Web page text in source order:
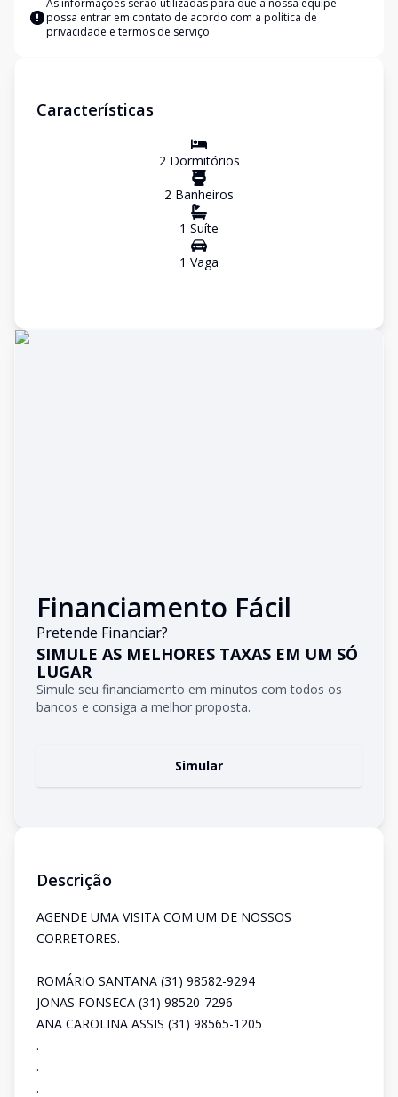
As informações serão utilizadas para que a nossa equipe
possa entrar em contato de acordo com a política de
privacidade e termos de serviço
Características
2Dormitórios
2 Banheiros
1 Suíte
1 Vaga
Financiamento Fácil
Pretende Financiar?
SIMULE AS MELHORES TAXAS EM UM SÓ
LUGAR
Simule seu financiamento em minutos com todos os
bancos e consiga a melhor proposta.
Simular
Descrição
AGENDE UMA VISITA COM UM DE NOSSOS
CORRETORES.
ROMÁRIO SANTANA (31) 98582-9294
JONAS FONSECA (31) 98520-7296
ANA CAROLINA ASSIS (31) 98565-1205
.
.
.